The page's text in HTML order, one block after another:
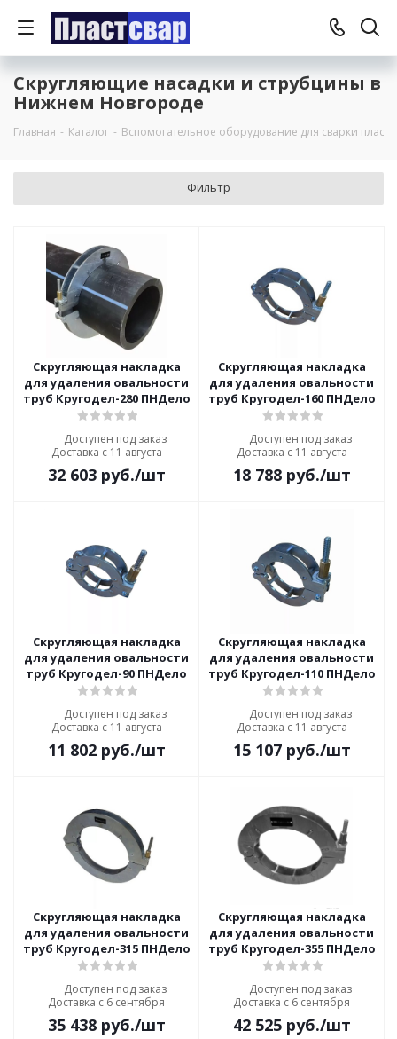
Скругляющие насадки и струбцины в
Нижнем Новгороде
Главная - Каталог - Вспомогательное оборудование для сварки
Фильтр
Скругляющая накладка
для удаления овальности
труб Кругодел-280 ПНДело
Доступен под заказ
Доставка с 11 августа
32 603руб./шт
Скругляющая накладка
для удаления овальности
труб Кругодел-160 ПНДело
Доступен под заказ
Доставка с 11 августа
18 788руб./шт
Скругляющая накладка
для удаления овальности
труб Кругодел-90 ПНДело
Доступен под заказ
Доставка с 11 августа
11 802руб./шт
Скругляющая накладка
для удаления овальности
труб Кругодел-110 ПНДело
Доступен под заказ
Доставка с 11 августа
15 107руб./шт
Скругляющая накладка
для удаления овальности
труб Кругодел-315 ПНДело
Доступен под заказ
Доставка с 6 сентября
35 438руб./шт
Скругляющая накладка
для удаления овальности
труб Кругодел-355 ПНДело
Доступен под заказ
Доставка с 6 сентября
42 525руб./шт